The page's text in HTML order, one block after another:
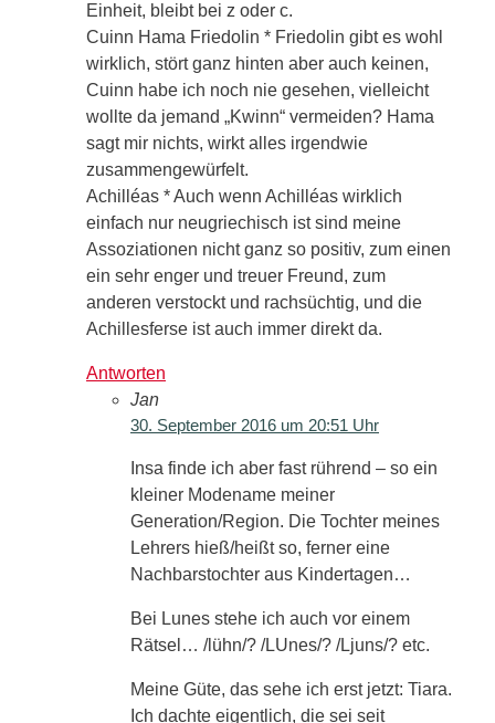
Einheit, bleibt bei z oder c.
Cuinn Hama Friedolin * Friedolin gibt es wohl
wirklich, stört ganz hinten aber auch keinen,
Cuinn habe ich noch nie gesehen, vielleicht
wollte da jemand „Kwinn“ vermeiden? Hama
sagt mir nichts, wirkt alles irgendwie
zusammengewürfelt.
Achilléas * Auch wenn Achilléas wirklich
einfach nur neugriechisch ist sind meine
Assoziationen nicht ganz so positiv, zum einen
ein sehr enger und treuer Freund, zum
anderen verstockt und rachsüchtig, und die
Achillesferse ist auch immer direkt da.
Antworten
Jan
30. September 2016 um 20:51 Uhr
Insa finde ich aber fast rührend – so ein
kleiner Modename meiner
Generation/Region. Die Tochter meines
Lehrers hieß/heißt so, ferner eine
Nachbarstochter aus Kindertagen…
Bei Lunes stehe ich auch vor einem
Rätsel… /lühn/? /LUnes/? /Ljuns/? etc.
Meine Güte, das sehe ich erst jetzt: Tiara.
Ich dachte eigentlich, die sei seit